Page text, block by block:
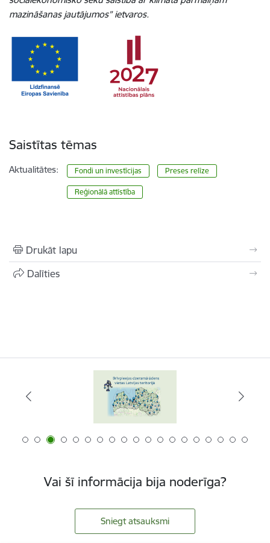
mazināšanas jautājumos” ietvaros.
Saistītas tēmas
Aktualitātes: Fondi un investīcijas Preses relīze
Reģionālā attīstība
Drukāt lapu
Dalīties
Vai šī informācija bija noderīga?
Sniegt atsauksmi